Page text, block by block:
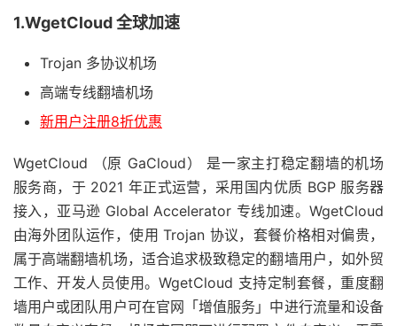
1.WgetCloud 全球加速
Trojan 多协议机场
高端专线翻墙机场
新用户注册8折优惠
WgetCloud （原 GaCloud） 是一家主打稳定翻墙的机场
服务商，于 2021 年正式运营，采用国内优质 BGP 服务器
接入，亚马逊 Global Accelerator 专线加速。WgetCloud
由海外团队运作，使用 Trojan 协议，套餐价格相对偏贵，
属于高端翻墙机场，适合追求极致稳定的翻墙用户，如外贸
工作、开发人员使用。WgetCloud 支持定制套餐，重度翻
墙用户或团队用户可在官网「增值服务」中进行流量和设备